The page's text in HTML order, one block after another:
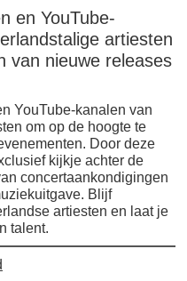
en YouTube-
artiesten
van nieuwe releases
YouTube-kanalen van
om op de hoogte te
Door deze
kijkje achter de
concertaankondigingen
Blijf
artiesten en laat je
talent.